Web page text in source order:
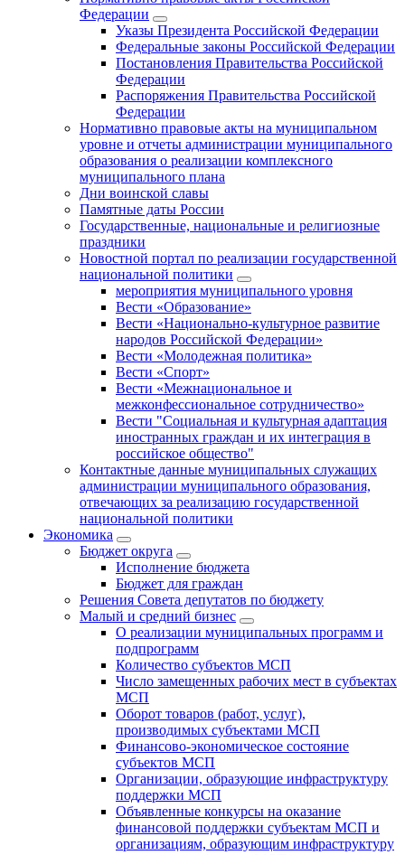
Федерации
Указы Президента Российской Федерации
Федеральные законы Российской Федерации
Постановления Правительства Российской
Федерации
Распоряжения Правительства Российской
Федерации
Нормативно правовые акты на муниципальном
уровне и отчеты администрации муниципального
образования о реализации комплексного
муниципального плана
Дни воинской славы
Памятные даты России
Государственные, национальные и религиозные
праздники
Новостной портал по реализации государственной
национальной политики
мероприятия муниципального уровня
Вести «Образование»
Вести «Национально-культурное развитие
народов Российской Федерации»
Вести «Молодежная политика»
Вести «Спорт»
Вести «Межнациональное и
межконфессиональное сотрудничество»
Вести "Социальная и культурная адаптация
иностранных граждан и их интеграция в
российское общество"
Контактные данные муниципальных служащих
администрации муниципального образования,
отвечающих за реализацию государственной
национальной политики
Экономика
Бюджет округa
Исполнение бюджета
Бюджет для граждан
Решения Совета депутатов по бюджету
Малый и средний бизнес
О реализации муниципальных программ и
подпрограмм
Количество субъектов МСП
Число замещенных рабочих мест в субъектах
МСП
Оборот товаров (работ, услуг),
производимых субъектами МСП
Финансово-экономическое состояние
субъектов МСП
Организации, образующие инфраструктуру
поддержки МСП
Объявленные конкурсы на оказание
финансовой поддержки субъектам МСП и
организациям, образующим инфраструктуру